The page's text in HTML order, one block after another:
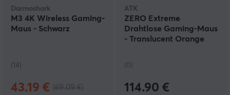
Darmoshark
M3 4K Wireless Gaming-
Maus - Schwarz
(14)
43.19 €
ATK
ZERO Extreme
Drahtlose Gaming-Maus
- Translucent Orange
(0)
114.90 €